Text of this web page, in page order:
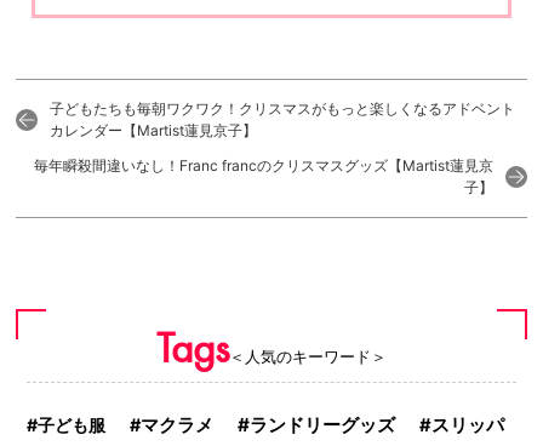
子どもたちも毎朝ワクワク！クリスマスがもっと楽しくなるアドベント
カレンダー【Martist蓮見京子】
毎年瞬殺間違いなし！Franc francのクリスマスグッズ【Martist蓮見京
子】
Tags＜人気のキーワード＞
子ども服 マクラメ ランドリーグッズ スリッパ